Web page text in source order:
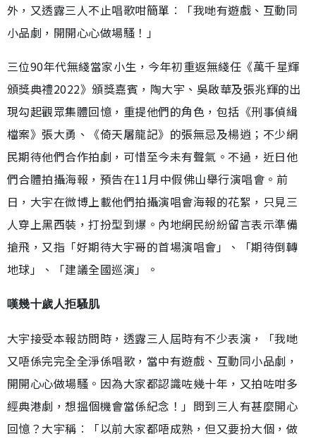
外，又透露三人不止唱歌咁簡單︰「我哋有遊戲、互動同
小品劇，開開心心做場騷！」
三位90年代無綫當家小生，今年初重返無綫任《萬千星輝
頒獎典禮2022》頒獎嘉賓，陶大宇、吳啟華及張兆輝的出
現勾起觀眾集體回憶，重提他們的角色，包括《刑事偵緝
檔案》張大勇、《倚天屠龍記》的張無忌及楊逍；不少網
民期待他們合作拍劇，可惜至今未有聲氣。不過，近日他
們合體拍攝海報，預告在11月中假佛山舉行演唱會。前
日，大宇在微博上載他們拍攝演唱會海報的花絮，只見三
人穿上黑西裝，打扮型到爆。內地網民紛紛留言表示準備
搶飛，又指「好期待大宇哥的首場演唱會」、「期待倒轉
地球」、「建議全國巡演」。
嘆幾十歲人拒騷肌
大宇接受本報訪問時，透露三人屆時有不少表演，「我哋
又唔係完完全全淨係唱歌，當中有遊戲、互動同小品劇，
開開心心做場騷。因為大家都認識咗幾十年，又拍咗咁多
經典港劇，想搵個機會當係紀念！」問到三人有甚麼開心
回憶？大宇稱︰「以前大家都唔成熟，但又要扮大個，做